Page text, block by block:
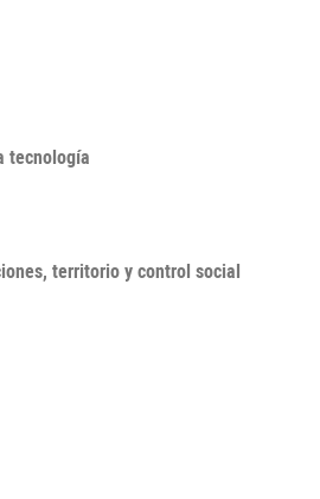
tecnología
territorio y control social